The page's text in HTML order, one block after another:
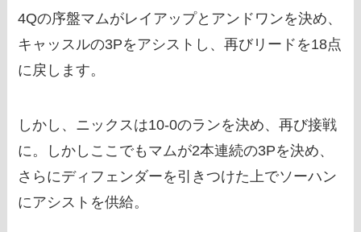
4Qの序盤マムがレイアップとアンドワンを決め、
キャッスルの3Pをアシストし、再びリードを18点
に戻します。
しかし、ニックスは10-0のランを決め、再び接戦
に。しかしここでもマムが2本連続の3Pを決め、
さらにディフェンダーを引きつけた上でソーハン
にアシストを供給。